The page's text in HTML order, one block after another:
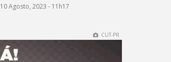
10 Agosto, 2023 - 11h17
CUT-PR